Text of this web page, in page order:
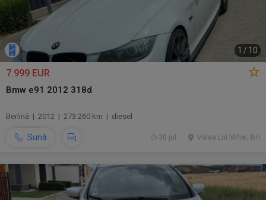
1 / 10
7.999 EUR
Bmw e91 2012 318d
Berlină | 2012 | 273.260 km | diesel
Sună Valea Lui Mihai, BH
30 jul.